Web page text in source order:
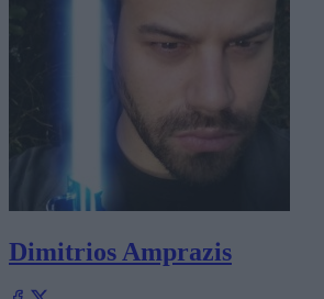
Dimitrios Amprazis